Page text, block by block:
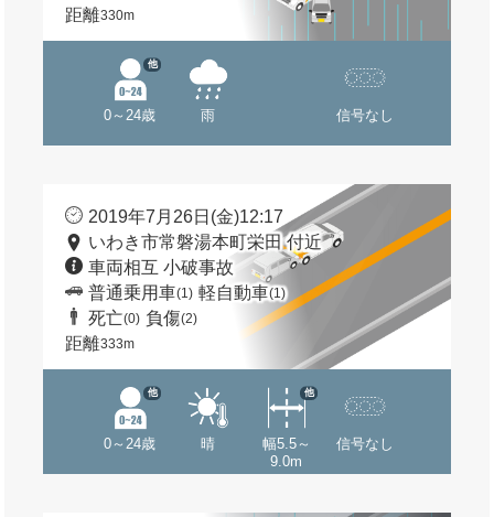
距離330m
0～24歳
他
雨 信号なし
2019年7月26日(金)12:17
いわき市常磐湯本町栄田 付近
車両相互 小破事故
普通乗用車(1) 軽自動車(1)
死亡(0) 負傷(2)
距離333m
0～24歳
他
晴
幅5.5～
9.0m
他
信号なし